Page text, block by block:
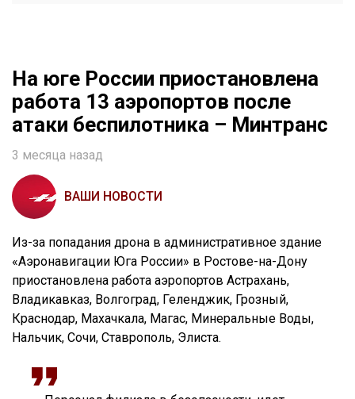
На юге России приостановлена
работа 13 аэропортов после
атаки беспилотника – Минтранс
3 месяца назад
ВАШИ НОВОСТИ
Из-за попадания дрона в административное здание
«Аэронавигации Юга России» в Ростове-на-Дону
приостановлена работа аэропортов Астрахань,
Владикавказ, Волгоград, Геленджик, Грозный,
Краснодар, Махачкала, Магас, Минеральные Воды,
Нальчик, Сочи, Ставрополь, Элиста.